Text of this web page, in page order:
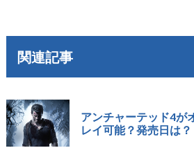
関連記事
アンチャーテッド4が
レイ可能？発売日は？